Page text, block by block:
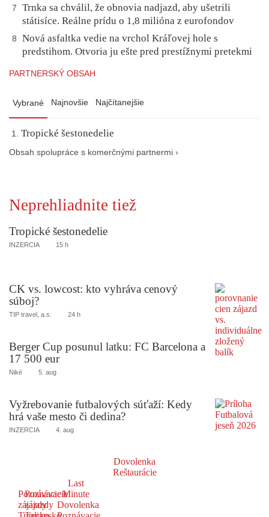
7
Trnka sa chválil, že obnovia nadjazd, aby ušetrili
státisíce. Reálne prídu o 1,8 milióna z eurofondov
8
Nová asfaltka vedie na vrchol Kráľovej hole s
predstihom. Otvoria ju ešte pred prestížnymi pretekmi
PARTNERSKÝ OBSAH
Vybrané Najnovšie Najčítanejšie
Tropické šestonedelie
Obsah spolupráce s komerčnými partnermi ›
Neprehliadnite tiež
Tropické šestonedelie
INZERCIA 15 h
CK vs. lowcost: kto vyhráva cenový
súboj?
TIP travel, a.s. 24 h
Berger Cup posunul latku: FC Barcelona a
17 500 eur
Niké 5. aug
Vyžrebovanie futbalových súťaží: Kedy
hrá vaše mesto či dedina?
INZERCIA 4. aug
Dovolenka
Reštaurácie
Poznávacie
zájazdy
Poznávacie
zájazdy
Last
Minute
Dovolenka